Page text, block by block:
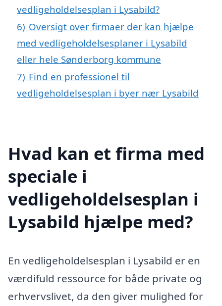
vedligeholdelsesplan i Lysabild?
6) Oversigt over firmaer der kan hjælpe
med vedligeholdelsesplaner i Lysabild
eller hele Sønderborg kommune
7) Find en professionel til
vedligeholdelsesplan i byer nær Lysabild
Hvad kan et firma med
speciale i
vedligeholdelsesplan i
Lysabild hjælpe med?
En vedligeholdelsesplan i Lysabild er en
værdifuld ressource for både private og
erhvervslivet, da den giver mulighed for